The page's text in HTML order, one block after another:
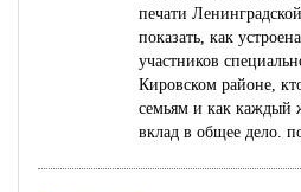
печати
показать, как
участников
Кировском районе,
семьям и как каждый
вклад в общее дело.